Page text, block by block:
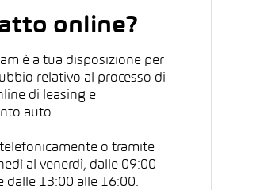
online?
è a tua disposizione per
relativo al processo di
di leasing e
auto.
o tramite
al venerdì, dalle 09:00
dalle 13:00 alle 16:00.